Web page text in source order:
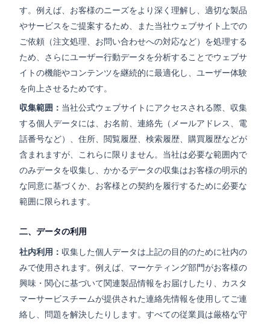
す。例えば、お客様のニーズをより深く理解し、適切な製品
やサービスをご提案するため、また当社ウェブサイト上での
ご依頼（注文処理、お問い合わせへの対応など）を処理する
ため、さらにユーザー行動データを分析することでウェブサ
イトの機能やコンテンツを継続的に最適化し、ユーザー体験
を向上させるためです。
収集範囲： 当社公式ウェブサイトにアクセスされる際、収集
する個人データには、お名前、連絡先（メールアドレス、電
話番号など）、住所、閲覧履歴、検索履歴、購買履歴などが
含まれますが、これらに限りません。当社は必要な範囲内で
のみデータを収集し、かかるデータの収集はお客様の明示的
な同意に基づくか、お客様との契約を履行するために必要な
範囲に限られます。
二、データの利用
社内利用： 収集した個人データは上記の目的のために社内の
みで使用されます。例えば、マーケティング部門がお客様の
興味・関心に基づいて関連製品情報をお届けしたり、カスタ
マーサービスチームが提供された連絡先情報を使用してご連
絡し、問題を解決したりします。すべての従業員は厳格な守